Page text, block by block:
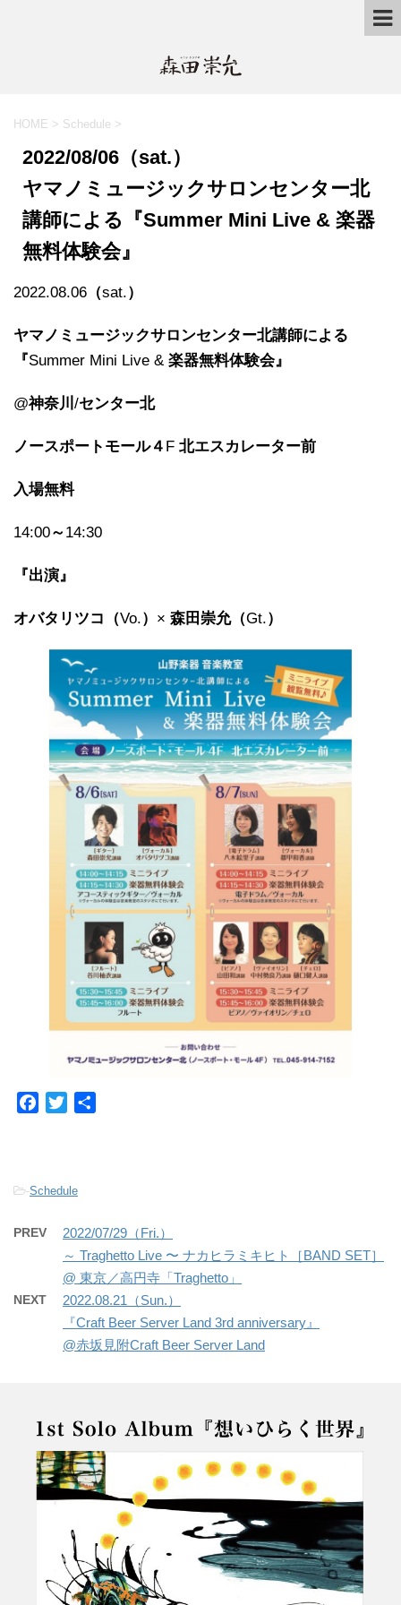
HOME > Schedule >
2022/08/06（sat.）
ヤマノミュージックサロンセンター北
講師による『Summer Mini Live & 楽器
無料体験会』
2022.08.06 （sat.）
ヤマノミュージックサロンセンター北講師による
『Summer Mini Live & 楽器無料体験会』
@神奈川 /センター北
ノースポートモール４ F 北エスカレーター前
入場無料
14:00～ 14:30
『出演』
オバタリツコ（Vo.） × 森田崇允（Gt.）
b
o
t
r
-Schedule
PREV
2022/07/29（Fri.）
～ Traghetto Live 〜 ナカヒラミキヒト［BAND SET］
@ 東京／高円寺「Traghetto」
NEXT
2022.08.21（Sun.）
『Craft Beer Server Land 3rd anniversary』
@赤坂見附Craft Beer Server Land